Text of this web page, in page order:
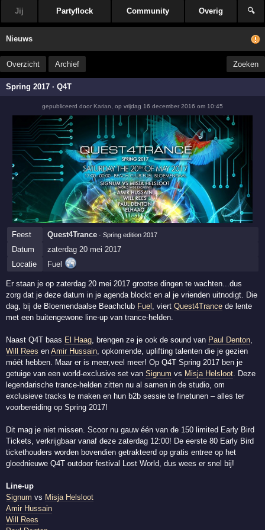
Jij Partyflock Community Overig 🔍
Nieuws
Overzicht Archief Zoeken
Spring 2017 · Q4T
gepubliceerd door Karian op vrijdag 16 december 2016 om 10:45
Feest Quest4Trance · Spring edition 2017
Datum
zaterdag 20 mei 2017
Locatie
Fuel
Er staan je op zaterdag 20 mei 2017 grootse dingen te wachten...dus
zorg dat je deze datum in je agenda blockt en al je vrienden uitnodigt. Die
dag, bij de Bloemendaalse Beachclub Fuel , viertQuest4Trance de lente
met een buitengewone line-up van trance-helden.
Naast Q4T baas El Haag, brengen ze je ook de sound van Paul Denton,
Will Rees enAmir Hussain, opkomende, uplifting talenten die je gezien
móét hebben. Maar er is meer,veel meer! Op Q4T Spring 2017 ben je
getuige van een world-exclusive set vanSignum vs Misja Helsloot. Deze
legendarische trance-helden zitten nu al samen in de studio, om
exclusieve tracks te maken en hun b2b sessie te finetunen – alles ter
voorbereiding op Spring 2017!
Dit mag je niet missen. Scoor nu gauw één van de 150 limited Early Bird
Tickets, verkrijgbaar vanaf deze zaterdag 12:00! De eerste 80 Early Bird
tickethouders worden bovendien getrakteerd op gratis entree op het
gloednieuwe Q4T outdoor festival Lost World, dus wees er snel bij!
Line-up
Signum vs Misja Helsloot
Amir Hussain
Will Rees